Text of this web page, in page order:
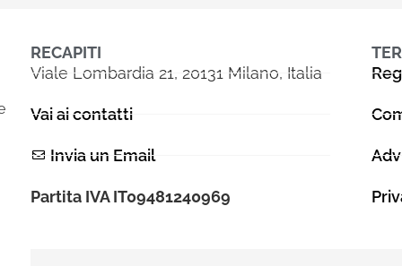
RECAPITI
Viale Lombardia 21, 20131 Milano, Italia
Vai ai contatti
Invia un Email
Partita IVA IT09481240969